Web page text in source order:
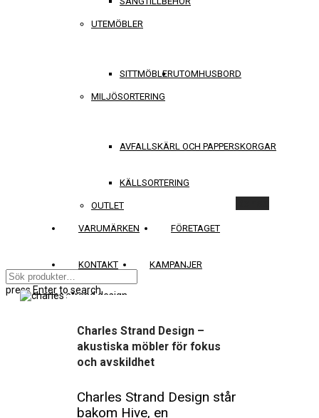
UTEMÖBLER
SITTMÖBLERUTOMHUSBORD
MILJÖSORTERING
AVFALLSKÄRL OCH PAPPERSKORGAR
KÄLLSORTERING
OUTLET
VARUMÄRKEN FÖRETAGET
KONTAKT KAMPANJER
press Enterto search
Charles Strand Design –
akustiska möbler för fokus
och avskildhet
Charles Strand Design står
bakom Hive, en